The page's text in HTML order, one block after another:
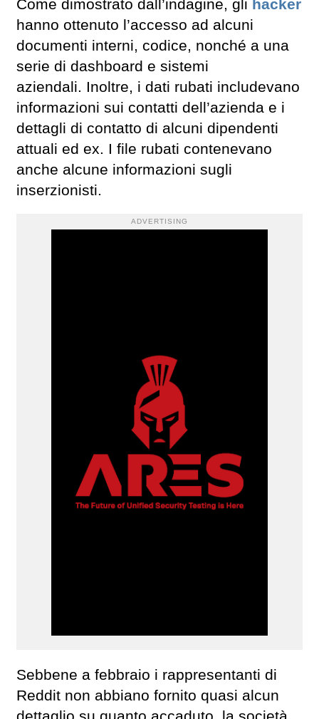
Come dimostrato dall’indagine, gli hacker
hanno ottenuto l’accesso ad alcuni
documenti interni, codice, nonché a una
serie di dashboard e sistemi
aziendali. Inoltre, i dati rubati includevano
informazioni sui contatti dell’azienda e i
dettagli di contatto di alcuni dipendenti
attuali ed ex. I file rubati contenevano
anche alcune informazioni sugli
inserzionisti.
ADVERTISING
Sebbene a febbraio i rappresentanti di
Reddit non abbiano fornito quasi alcun